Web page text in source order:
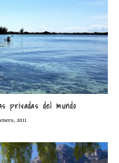
privadas del mundo
2011